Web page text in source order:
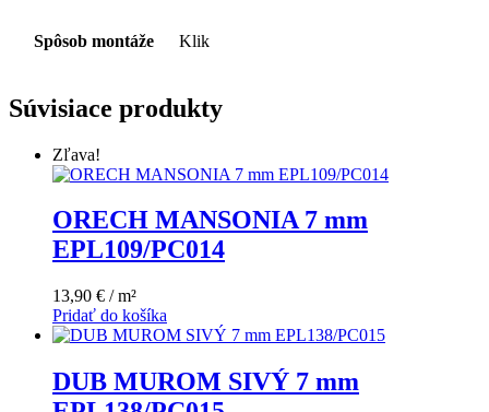
Spôsob montáže Klik
Súvisiace produkty
Zľava!
ORECH MANSONIA 7 mm
EPL109/PC014
13,90 € / m²
Pridať do košíka
DUB MUROM SIVÝ 7 mm